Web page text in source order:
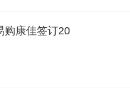
购康佳签订20